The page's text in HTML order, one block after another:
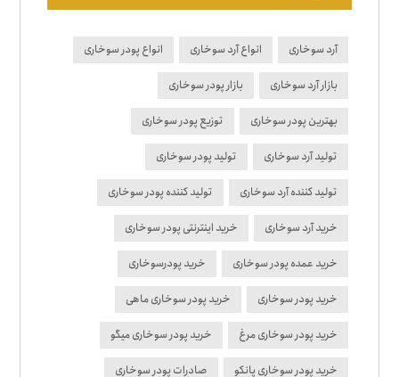
آرد سوخاری انواع آرد سوخاری انواع پودر سوخاری
بازار آرد سوخاری بازار پودر سوخاری
بهترین پودر سوخاری توزیع پودر سوخاری
تولید آرد سوخاری تولید پودر سوخاری
تولید کننده آرد سوخاری تولید کننده پودر سوخاری
خرید آرد سوخاری خرید اینترنتی پودر سوخاری
خرید عمده پودر سوخاری خرید پودرسوخاری
خرید پودر سوخاری خرید پودر سوخاری ماهی
خرید پودر سوخاری مرغ خرید پودر سوخاری میگو
خرید پودر سوخاری پانکو صادرات پودر سوخاری